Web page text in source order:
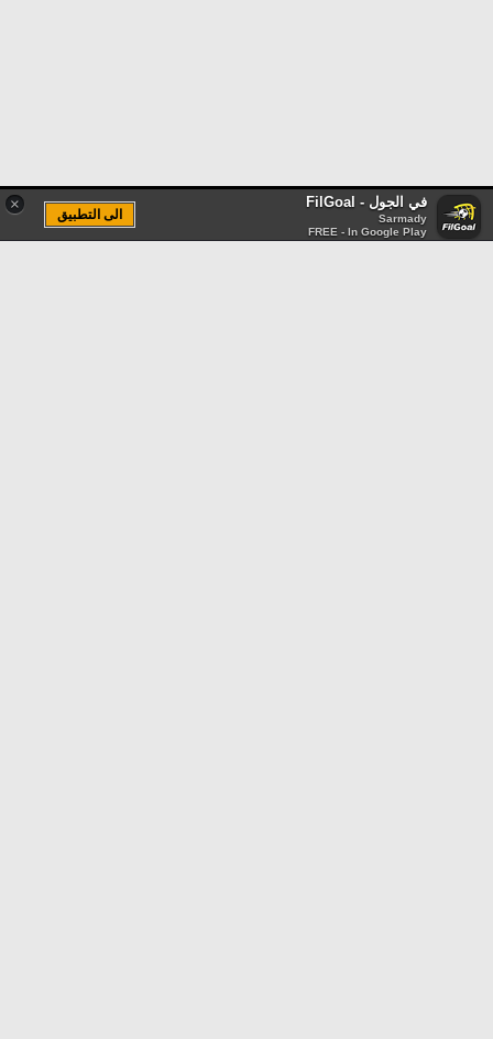
× في الجول - FilGoal
Sarmady
FREE - In Google Play
الى التطبيق